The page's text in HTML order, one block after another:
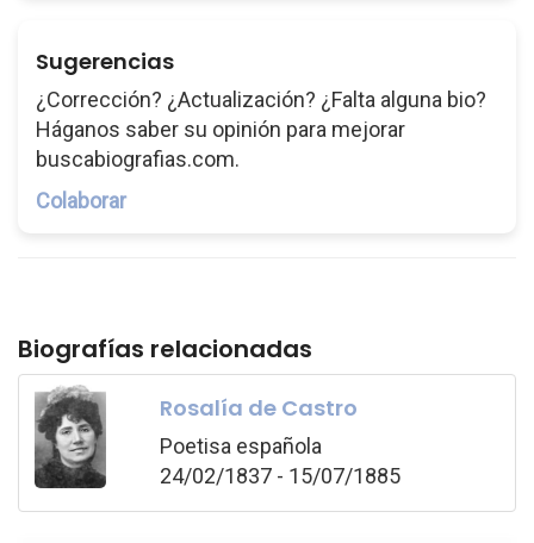
Sugerencias
¿Corrección? ¿Actualización? ¿Falta alguna bio?
Háganos saber su opinión para mejorar
buscabiografias.com.
Colaborar
Biografías relacionadas
Rosalía de Castro
Poetisa española
24/02/1837 - 15/07/1885